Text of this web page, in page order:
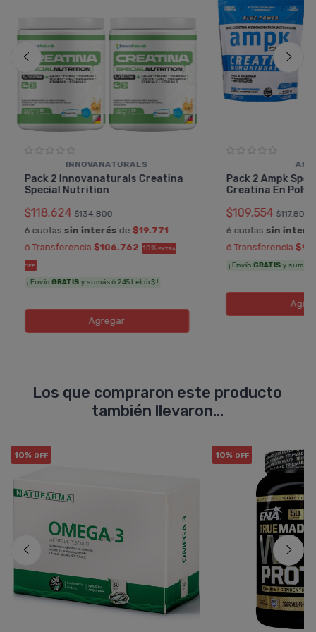
INNOVANATURALS
Pack 2 Innovanaturals Creatina
Special Nutrition
$118.624 $134.800
6 cuotas sin interés de $19.771
ó Transferencia $106.762 10% EXTRA
OFF
¡ Envío GRATIS y sumás 6.245 Leloir$ !
Agregar
Pack 2 Ampk
Creatina En Polvo
$109.554 $117.800
6 cuotas sin
ó Transferencia
¡ Envío GRATIS y sumás
Los que compraron este producto
también llevaron...
10% OFF 10% OFF